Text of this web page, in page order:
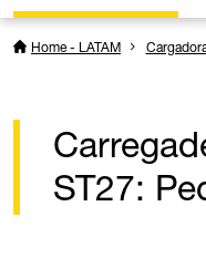
Home - LATAM
ST27: